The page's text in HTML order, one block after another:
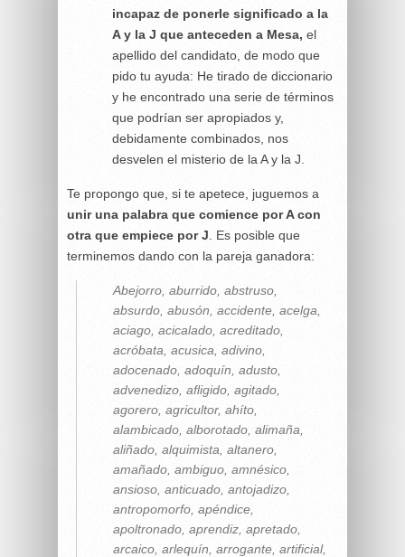
incapaz de ponerle significado a la
A y la J que anteceden a Mesa, el
apellido del candidato, de modo que
pido tu ayuda: He tirado de diccionario
y he encontrado una serie de términos
que podrían ser apropiados y,
debidamente combinados, nos
desvelen el misterio de la A y la J.
Te propongo que, si te apetece, juguemos a
unir una palabra que comience por A con
otra que empiece por J . Es posible que
terminemos dando con la pareja ganadora:
Abejorro, aburrido, abstruso,
absurdo, abusón, accidente, acelga,
aciago, acicalado, acreditado,
acróbata, acusica, adivino,
adocenado, adoquín, adusto,
advenedizo, afligido, agitado,
agorero, agricultor, ahíto,
alambicado, alborotado, alimaña,
aliñado, alquimista, altanero,
amañado, ambiguo, amnésico,
ansioso, anticuado, antojadizo,
antropomorfo, apéndice,
apoltronado, aprendiz, apretado,
arcaico, arlequín, arrogante, artificial,